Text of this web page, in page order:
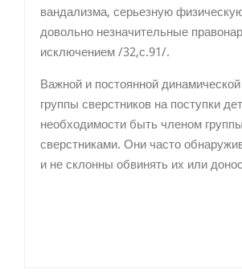
вандализма, серьезную
довольно незначительные
исключением /32,с.91/.
Важной и постоянной
группы сверстников на поступки
необходимости быть членом
сверстниками. Они часто
и не склонны обвинять их или